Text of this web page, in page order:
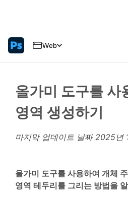
Web
올가미 도구를 사
영역 생성하기
마지막 업데이트 날짜 2025년
올가미 도구를 사용하여 개체
영역 테두리를 그리는 방법을